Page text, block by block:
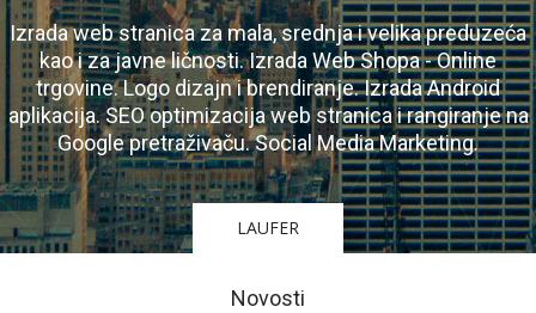
Izrada web stranica za mala, srednja i velika preduzeća
kao i za javne ličnosti. Izrada Web Shopa - Online
trgovine. Logo dizajn i brendiranje. Izrada Android
aplikacija. SEO optimizacija web stranica i rangiranje na
Google pretraživaču. Social Media Marketing.
LAUFER
Novosti